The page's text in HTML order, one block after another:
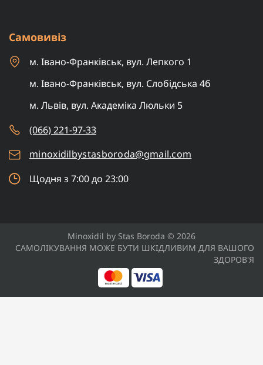
Самовивіз
м. Івано-Франківськ, вул. Лепкого 1
м. Івано-Франківськ, вул. Слобідська 4б
м. Львів, вул. Академіка Люльки 5
(066) 221-97-33
minoxidilbystasboroda@gmail.com
Щодня з 7:00 до 23:00
Minoxidil by Stas Boroda © 2026
САМОЛІКУВАННЯ МОЖЕ БУТИ ШКІДЛИВИМ ДЛЯ ВАШОГО
ЗДОРОВ'Я